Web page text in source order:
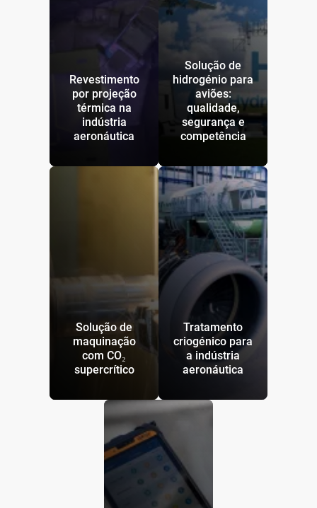
Revestimento
por projeção
térmica na
indústria
aeronáutica
Solução de
hidrogénio para
aviões:
qualidade,
segurança e
competência
Solução de
maquinação
com CO₂
supercrítico
Tratamento
criogénico para
a indústria
aeronáutica